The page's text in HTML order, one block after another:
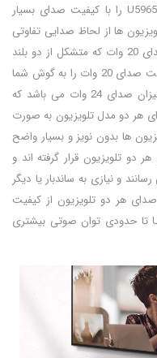
تلویزیون توشیبا هر دو تلویزیون U7950 و U5965 را با کیفیت صدای بسیار
ها از لحاظ صدایی تفاوتی
نیز وجود دارد. تلویزیون U5965 از میزان صدای 20 وات که متشکل از دو بلند
گوی 10 وات می باشد بهره می برد که در نهایت صدای 20 وات را به گوش شما
میرساند. در مقابل تلویزیون U7950 دارای میزان صدای 24 وات می باشد که
می باشد. صدای هر دو مدل تلویزیون به صورت
ها بدون نویز و بسیار واضح
دو تلویزیون قرار گرفته اند و
و نیازی به ساندبار یا دیگر
هر دو تلویزیون از کیفیت
خوبی برخوردار می باشد اما تلویزیون U7950 تا حدودی توان صوتی بیشتری